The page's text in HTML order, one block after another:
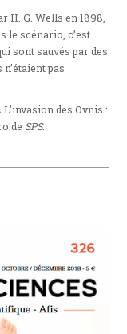
H. G. Wells en 1898,
le scénario, c’est
sont sauvés par des
pas
des Ovnis :
de SPS.